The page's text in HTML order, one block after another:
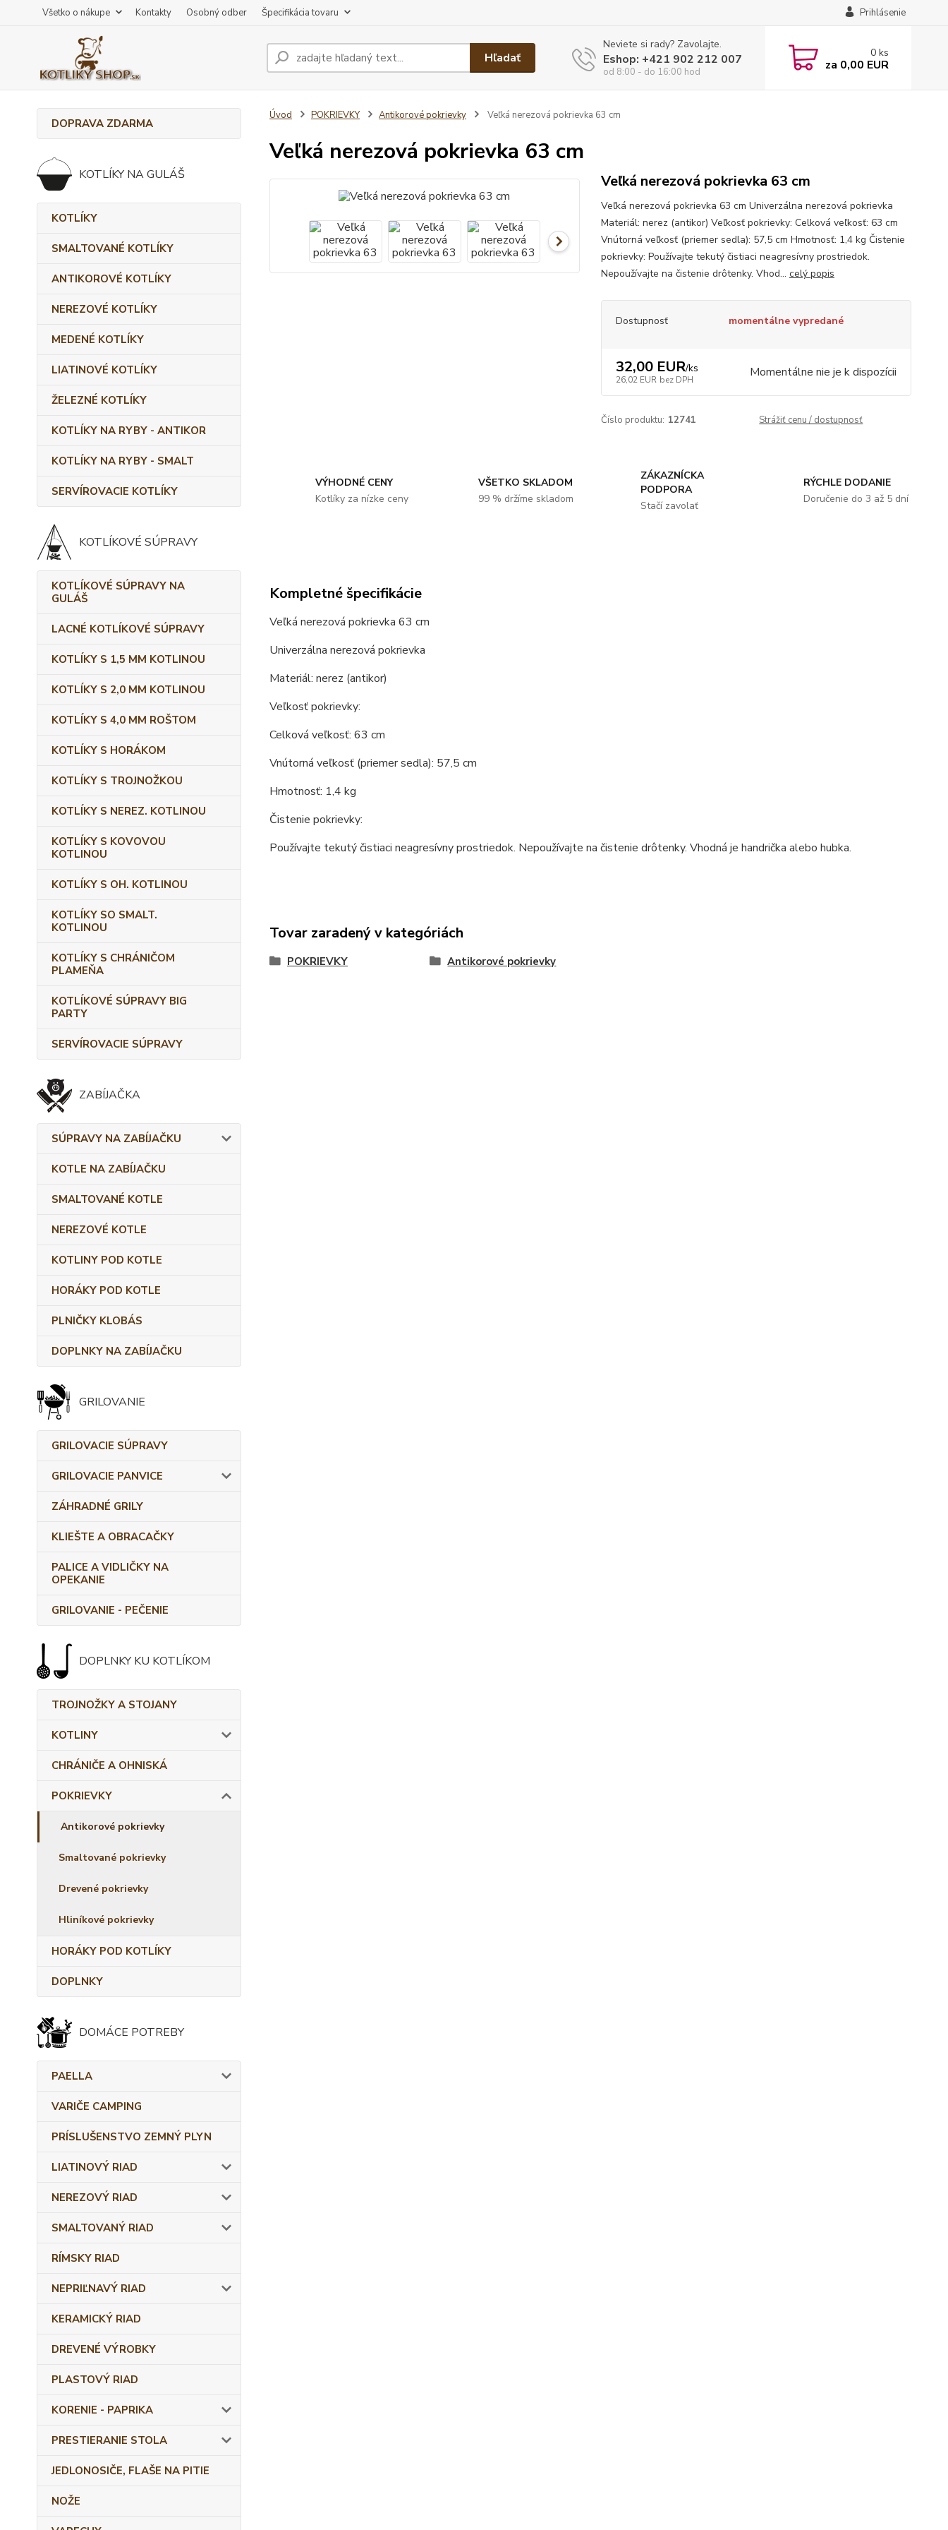
Všetko o nákupe Kontakty Osobný odber Špecifikácia tovaru Prihlásenie
Hľadať
Neviete si rady? Zavolajte.
Eshop: +421 902 212 007
od 8:00 - do 16:00 hod
0 ks
za 0,00 EUR
DOPRAVA ZDARMA
KOTLÍKY NA GULÁŠ
KOTLÍKY
SMALTOVANÉ KOTLÍKY
ANTIKOROVÉ KOTLÍKY
NEREZOVÉ KOTLÍKY
MEDENÉ KOTLÍKY
LIATINOVÉ KOTLÍKY
ŽELEZNÉ KOTLÍKY
KOTLÍKY NA RYBY - ANTIKOR
KOTLÍKY NA RYBY - SMALT
SERVÍROVACIE KOTLÍKY
KOTLÍKOVÉ SÚPRAVY
KOTLÍKOVÉ SÚPRAVY NA
GULÁŠ
LACNÉ KOTLÍKOVÉ SÚPRAVY
KOTLÍKY S 1,5 MM KOTLINOU
KOTLÍKY S 2,0 MM KOTLINOU
KOTLÍKY S 4,0 MM ROŠTOM
KOTLÍKY S HORÁKOM
KOTLÍKY S TROJNOŽKOU
KOTLÍKY S NEREZ. KOTLINOU
KOTLÍKY S KOVOVOU
KOTLINOU
KOTLÍKY S OH. KOTLINOU
KOTLÍKY SO SMALT.
KOTLINOU
KOTLÍKY S CHRÁNIČOM
PLAMEŇA
KOTLÍKOVÉ SÚPRAVY BIG
PARTY
SERVÍROVACIE SÚPRAVY
ZABÍJAČKA
SÚPRAVY NA ZABÍJAČKU
KOTLE NA ZABÍJAČKU
SMALTOVANÉ KOTLE
NEREZOVÉ KOTLE
KOTLINY POD KOTLE
HORÁKY POD KOTLE
PLNIČKY KLOBÁS
DOPLNKY NA ZABÍJAČKU
GRILOVANIE
GRILOVACIE SÚPRAVY
GRILOVACIE PANVICE
ZÁHRADNÉ GRILY
KLIEŠTE A OBRACAČKY
PALICE A VIDLIČKY NA
OPEKANIE
GRILOVANIE - PEČENIE
DOPLNKY KU KOTLÍKOM
TROJNOŽKY A STOJANY
KOTLINY
CHRÁNIČE A OHNISKÁ
POKRIEVKY
Antikorové pokrievky
Smaltované pokrievky
Drevené pokrievky
Hliníkové pokrievky
HORÁKY POD KOTLÍKY
DOPLNKY
DOMÁCE POTREBY
PAELLA
VARIČE CAMPING
PRÍSLUŠENSTVO ZEMNÝ PLYN
LIATINOVÝ RIAD
NEREZOVÝ RIAD
SMALTOVANÝ RIAD
RÍMSKY RIAD
NEPRIĽNAVÝ RIAD
KERAMICKÝ RIAD
DREVENÉ VÝROBKY
PLASTOVÝ RIAD
KORENIE - PAPRIKA
PRESTIERANIE STOLA
JEDLONOSIČE, FLAŠE NA PITIE
NOŽE
Úvod POKRIEVKY Antikorové pokrievky Veľká nerezová pokrievka 63 cm
Veľká nerezová pokrievka 63 cm
Veľká nerezová pokrievka 63 cm
Veľká nerezová pokrievka 63 cm Univerzálna nerezová pokrievka
Materiál: nerez (antikor) Veľkosť pokrievky: Celková veľkosť: 63 cm
Vnútorná veľkosť (priemer sedla): 57,5 cm Hmotnosť: 1,4 kg Čistenie
pokrievky: Používajte tekutý čistiaci neagresívny prostriedok.
Nepoužívajte na čistenie drôtenky. Vhod... celý popis
Dostupnosť momentálne vypredané
32,00 EUR/ks
26,02 EUR bez DPH Momentálne nie je k dispozícii
Číslo produktu: 12741 Strážiť cenu / dostupnosť
VÝHODNÉ CENY
Kotlíky za nízke ceny
VŠETKO SKLADOM
99 % držíme skladom
ZÁKAZNÍCKA
PODPORA
Stačí zavolať
RÝCHLE DODANIE
Doručenie do 3 až 5 dní
Kompletné špecifikácie
Veľká nerezová pokrievka 63 cm
Univerzálna nerezová pokrievka
Materiál: nerez (antikor)
Veľkosť pokrievky:
Celková veľkosť: 63 cm
Vnútorná veľkosť (priemer sedla): 57,5 cm
Hmotnosť: 1,4 kg
Čistenie pokrievky:
Používajte tekutý čistiaci neagresívny prostriedok. Nepoužívajte na čistenie drôtenky. Vhodná je handrička alebo hubka.
Tovar zaradený v kategóriách
POKRIEVKY Antikorové pokrievky